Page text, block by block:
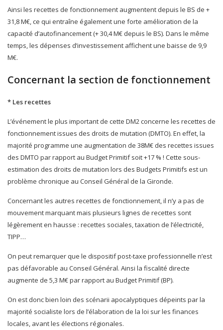
Ainsi les recettes de fonctionnement augmentent depuis le BS de +
31,8 M€, ce qui entraîne également une forte amélioration de la
capacité d’autofinancement (+ 30,4 M€ depuis le BS). Dans le même
temps, les dépenses d’investissement affichent une baisse de 9,9
M€.
Concernant la section de fonctionnement
* Les recettes
L’événement le plus important de cette DM2 concerne les recettes de
fonctionnement issues des droits de mutation (DMTO). En effet, la
majorité programme une augmentation de 38M€ des recettes issues
des DMTO par rapport au Budget Primitif soit +17 % ! Cette sous-
estimation des droits de mutation lors des Budgets Primitifs est un
problème chronique au Conseil Général de la Gironde.
Concernant les autres recettes de fonctionnement, il n’y a pas de
mouvement marquant mais plusieurs lignes de recettes sont
légèrement en hausse : recettes sociales, taxation de l’électricité,
TIPP…
On peut remarquer que le dispositif post-taxe professionnelle n’est
pas défavorable au Conseil Général. Ainsi la fiscalité directe
augmente de 5,3 M€ par rapport au Budget Primitif (BP).
On est donc bien loin des scénarii apocalyptiques dépeints par la
majorité socialiste lors de l’élaboration de la loi sur les finances
locales, avant les élections régionales.